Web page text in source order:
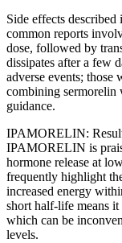
Side effects
common reports
dose, followed by
dissipates after a few
adverse events;
combining sermorelin
guidance.
IPAMORELIN:
IPAMORELIN is
hormone release at
frequently highlight
increased energy
short half-life means
which can be
levels.